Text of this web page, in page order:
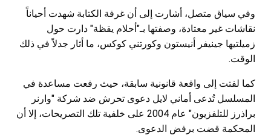
وفي سياق متصل، أشارت إلى أن غرفة الكتابة شهدت أحياناً
نقاشات غير معتادة، وصفتها بـ"أحلام يقظة" دارت حول
زميلتيها جينيفر أنيستون وكورتني كوكس، ما أثار جدلاً في ذلك
الوقت.
كما لفتت إلى واقعة قانونية سابقة، حيث رفعت مساعدة في
المسلسل تُدعى أماني لايل دعوى تحرش ضد شركة "وارنر
براذرز للتلفزيون" عام 2004 على خلفية تلك التصريحات، إلا أن
المحكمة قضت برفض الدعوى.